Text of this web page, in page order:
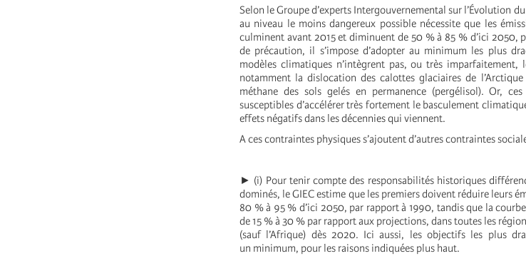
Selon le Groupe d’experts Intergouvernemental sur l’Évolution
au niveau le moins dangereux possible nécessite que les
culminent avant 2015 et diminuent de 50 % à 85 % d’ici
de précaution, il s’impose d’adopter au minimum les plus
modèles climatiques n’intègrent pas, ou très imparfaitement,
notamment la dislocation des calottes glaciaires de
méthane des sols gelés en permanence (pergélisol). Or,
susceptibles d’accélérer très fortement le basculement
effets négatifs dans les décennies qui viennent.
A ces contraintes physiques s’ajoutent d’autres contraintes
► (i) Pour tenir compte des responsabilités historiques
dominés, le GIEC estime que les premiers doivent réduire leurs
80 % à 95 % d’ici 2050, par rapport à 1990, tandis que la
de 15 % à 30 % par rapport aux projections, dans toutes les
(sauf l’Afrique) dès 2020. Ici aussi, les objectifs les plus
un minimum, pour les raisons indiquées plus haut.